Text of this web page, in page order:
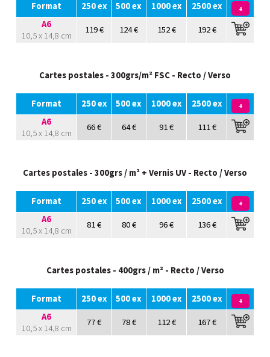
Format 250 ex 500 ex 1000 ex 2500 ex +
A6
10,5 x 14,8 cm
119 € 124 € 152 € 192 €
Cartes postales - 300grs/m² FSC - Recto / Verso
Format 250 ex 500 ex 1000 ex 2500 ex +
A6
10,5 x 14,8 cm
66 € 64 € 91 € 111 €
Cartes postales - 300grs / m² + Vernis UV - Recto / Verso
Format 250 ex 500 ex 1000 ex 2500 ex +
A6
10,5 x 14,8 cm
81 € 80 € 96 € 136 €
Cartes postales - 400grs / m² - Recto / Verso
Format 250 ex 500 ex 1000 ex 2500 ex +
A6
10,5 x 14,8 cm
77 € 78 € 112 € 167 €